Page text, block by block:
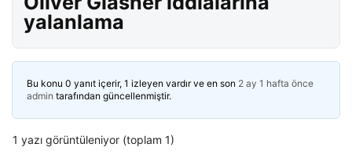
yalanlama
Bu konu 0 yanıt içerir, 1 izleyen vardır ve en son 2 ay 1 hafta önce
admin tarafından güncellenmiştir.
1 yazı görüntüleniyor (toplam 1)